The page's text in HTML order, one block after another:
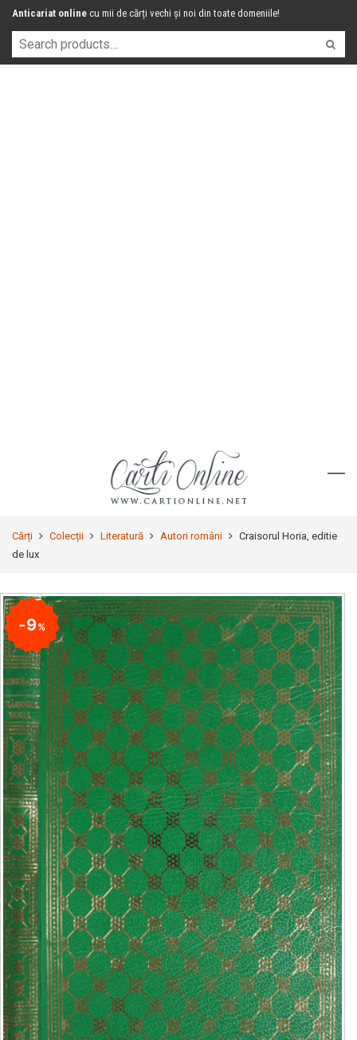
Anticariat online cu mii de cărți vechi și noi din toate domeniile!
Cărți Colecții Literatură Autori români
Craisorul Horia, editie
de lux
9%